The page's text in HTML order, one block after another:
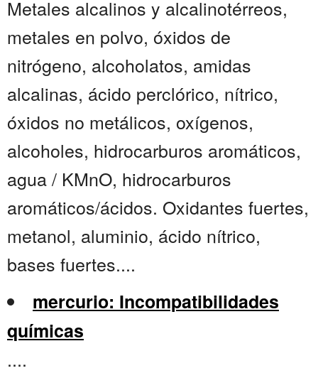
Metales alcalinos y alcalinotérreos,
metales en polvo, óxidos de
nitrógeno, alcoholatos, amidas
alcalinas, ácido perclórico, nítrico,
óxidos no metálicos, oxígenos,
alcoholes, hidrocarburos aromáticos,
agua / KMnO, hidrocarburos
aromáticos/ácidos. Oxidantes fuertes,
metanol, aluminio, ácido nítrico,
bases fuertes....
mercurio: Incompatibilidades
químicas
....